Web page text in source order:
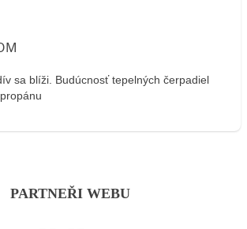
sa blíži. Budúcnosť tepelných čerpadiel
PARTNEŘI WEBU